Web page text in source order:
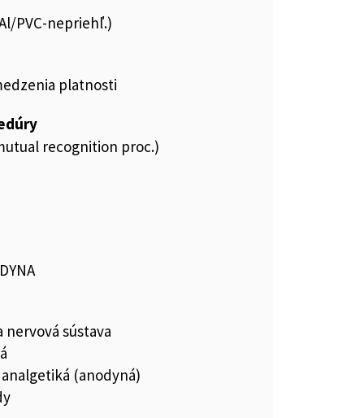
PVC-nepriehľ.)
platnosti
recognition proc.)
nervová sústava
(anodyná)